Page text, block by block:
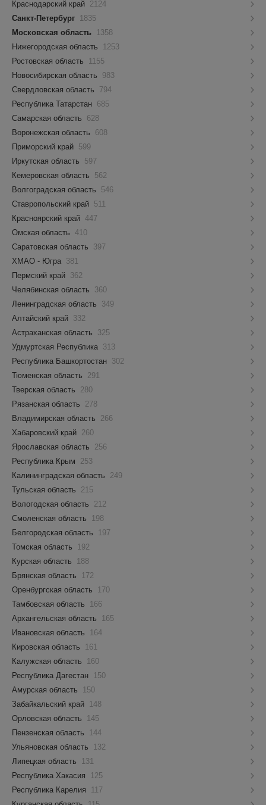
Краснодарский край 2124
Санкт-Петербург 1835
Московская область 1358
Нижегородская область
1253
Ростовская область
1155
Новосибирская область
983
Свердловская область
794
Республика Татарстан 685
Самарская область
628
Воронежская область
608
Приморский край 599
Иркутская область
597
Кемеровская область
562
Волгоградская область
546
Ставропольский край 511
Красноярский край 447
Омская область 410
Саратовская область
397
ХМАО - Югра 381
Пермский край 362
Челябинская область
360
Ленинградская область
349
Алтайский край 332
Астраханская область
325
Удмуртская Республика 313
Республика Башкортостан 302
Тюменская область
291
Тверская область
280
Рязанская область
278
Владимирская область
266
Хабаровский край 260
Ярославская область
256
Республика Крым
253
Калининградская область
249
Тульская область
215
Вологодская область
212
Смоленская область
198
Белгородская область
197
Томская область
192
Курская область
188
Брянская область
172
Оренбургская область
170
Тамбовская область
166
Архангельская область
165
Ивановская область
164
Кировская область
161
Калужская область
160
Республика Дагестан 150
Амурская область
150
Забайкальский край 148
Орловская область
145
Пензенская область
144
Ульяновская область
132
Липецкая область
131
Республика Хакасия
125
Республика Карелия
117